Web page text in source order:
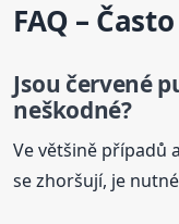
FAQ –
Jsou červené
neškodné?
Ve většině případů
se zhoršují, je